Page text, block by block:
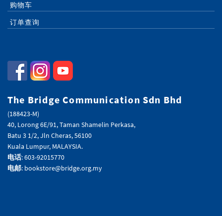
购物车
订单查询
The Bridge Communication Sdn Bhd
(188423-M)
40, Lorong 6E/91, Taman Shamelin Perkasa,
Batu 3 1/2, Jln Cheras, 56100
Kuala Lumpur, MALAYSIA.
电话: 603-92015770
电邮: bookstore@bridge.org.my